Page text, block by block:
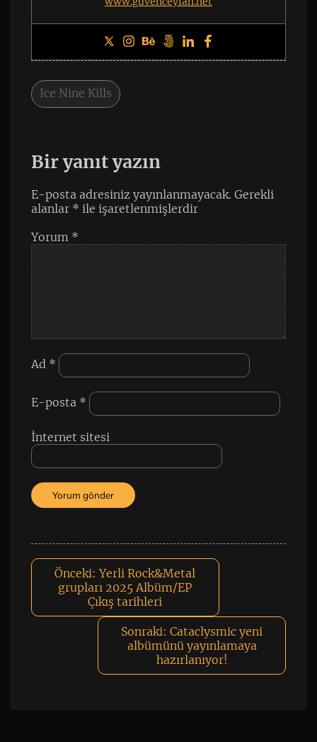
Ice Nine Kills
Bir yanıt yazın
E-posta adresiniz yayınlanmayacak. Gerekli
alanlar * ile işaretlenmişlerdir
Yorum *
Ad *
E-posta *
İnternet sitesi
Önceki: Yerli Rock&Metal
grupları 2025 Albüm/EP
Çıkış tarihleri
Sonraki: Cataclysmic yeni
albümünü yayınlamaya
hazırlanıyor!